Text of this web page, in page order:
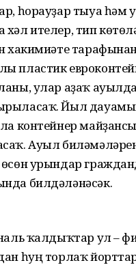
һорауҙар тыуа һәм
ителер, тип
хакимиәте
пластик
улар аҙаҡ
Йыл
контейнер
Ауыл
урындар
билдәләнәсәк.
ҡалдыҡтар ул –
һуң торлаҡ